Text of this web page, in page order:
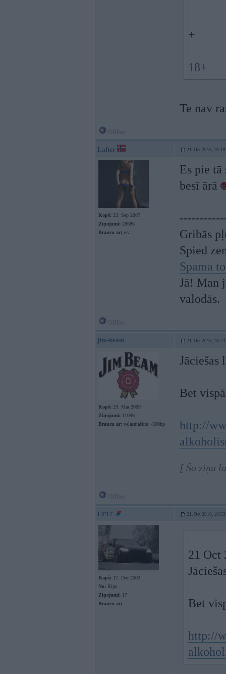
+
18+
Te nav
Lafter 21. Oct 2016, 16:18
Kopš: 23. Sep 2007
Ziņojumi: 28686
Braucu ar: wv
Es pie
besī ārā
Gribās
Spied
Spama
Jā! Man
valodās.
jim-beam 21. Oct 2016, 16:24
Kopš: 29. Mar 2009
Ziņojumi: 11096
Braucu ar: veļasmašīnu ~300hp
Jāciešas
Bet
http://
[ Šo ziņu
CP17 21. Oct 2016, 16:53
Kopš: 17. Dec 2002
No: Rīga
Ziņojumi: 17
Braucu ar:
21 Oct
Bet
http://